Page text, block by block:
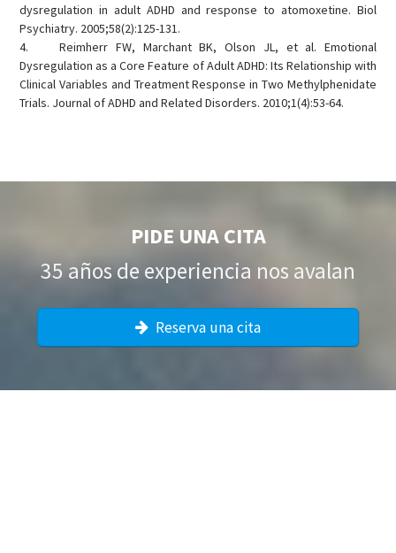
dysregulation in adult ADHD and response to atomoxetine. Biol
Psychiatry. 2005;58(2):125-131.
4. Reimherr FW, Marchant BK, Olson JL, et al. Emotional
Dysregulation as a Core Feature of Adult ADHD: Its Relationship with
Clinical Variables and Treatment Response in Two Methylphenidate
Trials. Journal of ADHD and Related Disorders. 2010;1(4):53-64.
PIDE UNA CITA
35 años de experiencia nos avalan
Reserva una cita